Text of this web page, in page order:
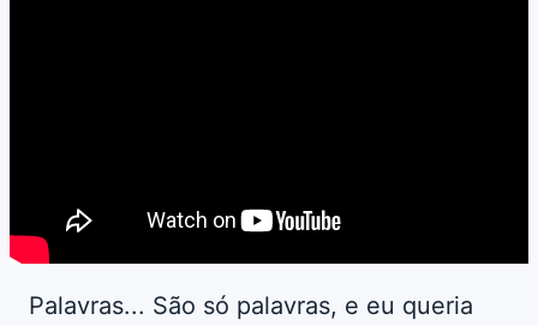
Palavras... São só palavras, e eu queria